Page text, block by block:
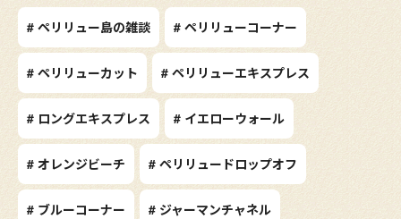
# ペリリュー島の雑談 # ペリリューコーナー
# ペリリューカット # ペリリューエキスプレス
# ロングエキスプレス # イエローウォール
# オレンジビーチ # ペリリュードロップオフ
# ブルーコーナー # ジャーマンチャネル